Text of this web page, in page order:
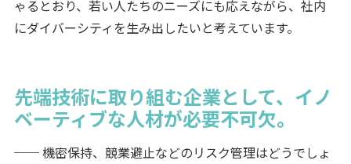
ゃるとおり、若い人たちのニーズにも応えながら、社内
にダイバーシティを生み出したいと考えています。
先端技術に取り組む企業として、イノ
ベーティブな人材が必要不可欠。
── 機密保持、競業避止などのリスク管理はどうでしょ